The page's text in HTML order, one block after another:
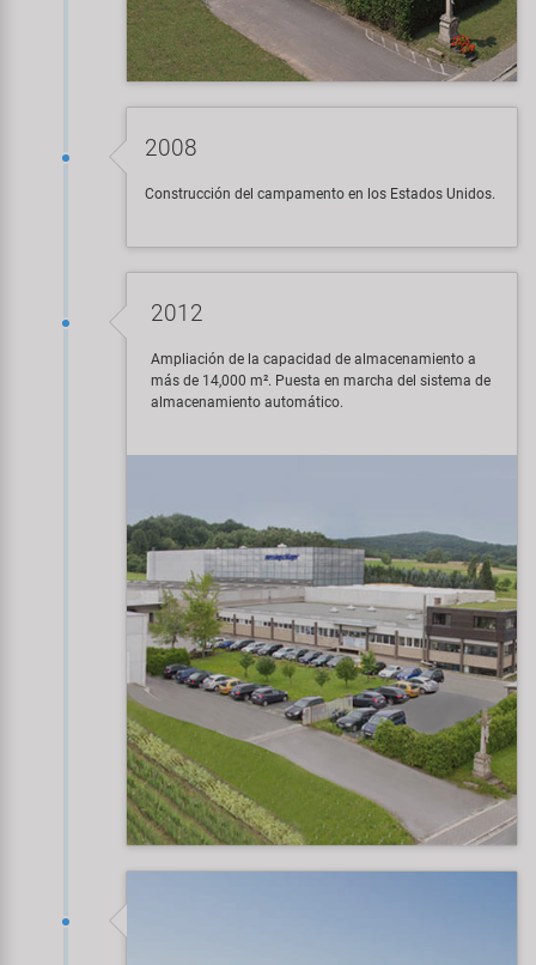
2008
Construcción del campamento en los Estados Unidos.
2012
Ampliación de la capacidad de almacenamiento a
más de 14,000 m². Puesta en marcha del sistema de
almacenamiento automático.